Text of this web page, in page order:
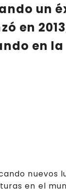
un
en
en la
nuevos
en el